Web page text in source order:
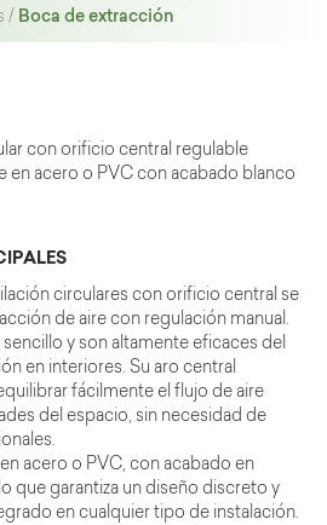
/ Boca de extracción
con orificio central regulable
en acero o PVC con acabado blanco
circulares con orificio central se
de aire con regulación manual.
y son altamente eficaces del
en interiores. Su aro central
fácilmente el flujo de aire
del espacio, sin necesidad de
acero o PVC, con acabado en
que garantiza un diseño discreto y
en cualquier tipo de instalación.